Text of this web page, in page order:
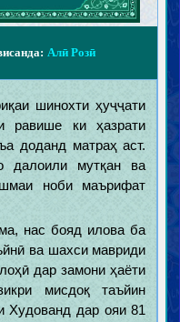
Алӣ Розӣ
шинохти ҳуҷҷати
равише ки ҳазрати
доданд матраҳ аст.
мутқан ва
ноби маърифат
нас бояд илова ба
ва шахси мавриди
дар замони ҳаёти
мисдоқ таъйин
Худованд дар ояи 81